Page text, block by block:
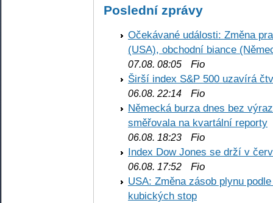
Poslední zprávy
Očekávané události: Změna
(USA), obchodní biance
07.08. 08:05 Fio
Širší index S&P 500 uzavírá
06.08. 22:14 Fio
Německá burza dnes bez
směřovala na kvartální reporty
06.08. 18:23 Fio
Index Dow Jones se drží v
06.08. 17:52 Fio
USA: Změna zásob plynu
kubických stop